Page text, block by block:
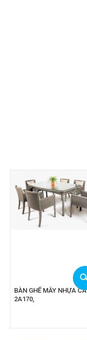
BÀN GHẾ MÂY NHỰA CA
2A170,